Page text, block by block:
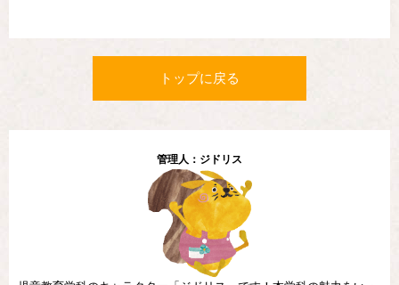
トップに戻る
管理人：ジドリス